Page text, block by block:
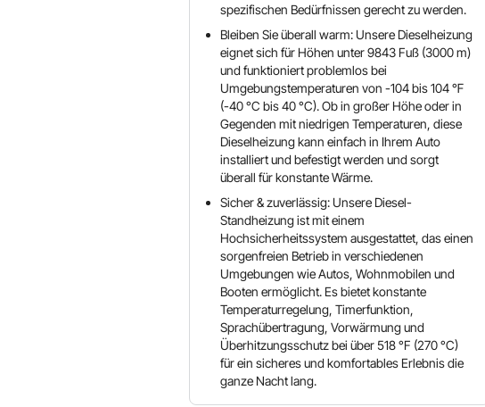
spezifischen Bedürfnissen gerecht zu werden.
Bleiben Sie überall warm: Unsere Dieselheizung
eignet sich für Höhen unter 9843 Fuß (3000 m)
und funktioniert problemlos bei
Umgebungstemperaturen von -104 bis 104 ℉
(-40 °C bis 40 °C). Ob in großer Höhe oder in
Gegenden mit niedrigen Temperaturen, diese
Dieselheizung kann einfach in Ihrem Auto
installiert und befestigt werden und sorgt
überall für konstante Wärme.
Sicher & zuverlässig: Unsere Diesel-
Standheizung ist mit einem
Hochsicherheitssystem ausgestattet, das einen
sorgenfreien Betrieb in verschiedenen
Umgebungen wie Autos, Wohnmobilen und
Booten ermöglicht. Es bietet konstante
Temperaturregelung, Timerfunktion,
Sprachübertragung, Vorwärmung und
Überhitzungsschutz bei über 518 °F (270 °C)
für ein sicheres und komfortables Erlebnis die
ganze Nacht lang.